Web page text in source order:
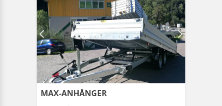
MAX-ANHÄNGER